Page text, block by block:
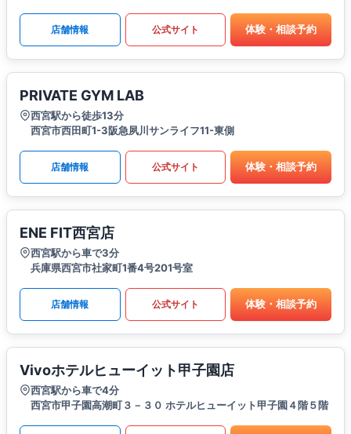
店舗情報 公式サイト 体験・相談予約
PRIVATE GYM LAB
西宮駅から徒歩13分
西宮市西田町1-3阪急夙川サンライフ11-東側
店舗情報 公式サイト 体験・相談予約
ENE FIT西宮店
西宮駅から車で3分
兵庫県西宮市社家町1番4号201号室
店舗情報 公式サイト 体験・相談予約
Vivoホテルヒューイット甲子園店
西宮駅から車で4分
西宮市甲子園高潮町３－３０ ホテルヒューイット甲子園４階５階